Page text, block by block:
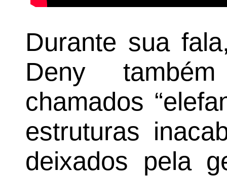
Durante sua
Deny
chamados
estruturas
deixados pela